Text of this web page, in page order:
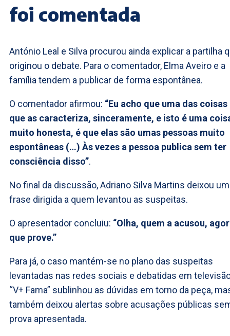
foi comentada
António Leal e Silva procurou ainda explicar a partilha
originou o debate. Para o comentador, Elma Aveiro e a
família tendem a publicar de forma espontânea.
O comentador afirmou: “Eu acho que uma das coisas
que as caracteriza, sinceramente, e isto é uma
muito honesta, é que elas são umas pessoas muito
espontâneas (…) Às vezes a pessoa publica sem ter
consciência disso”.
No final da discussão, Adriano Silva Martins deixou
frase dirigida a quem levantou as suspeitas.
O apresentador concluiu: “Olha, quem a acusou,
que prove.”
Para já, o caso mantém-se no plano das suspeitas
levantadas nas redes sociais e debatidas em
“V+ Fama” sublinhou as dúvidas em torno da peça,
também deixou alertas sobre acusações públicas
prova apresentada.